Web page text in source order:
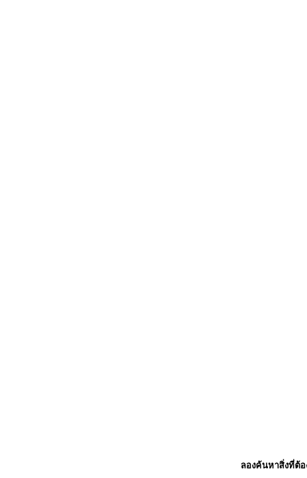
ลองค้นหาสิ่งที่ต้อ